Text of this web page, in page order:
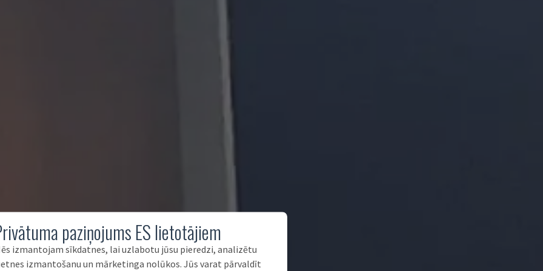
paziņojums ES lietotājiem
izmantojam sīkdatnes, lai uzlabotu jūsu pieredzi, analizētu
izmantošanu un mārketinga nolūkos. Jūs varat pārvaldīt